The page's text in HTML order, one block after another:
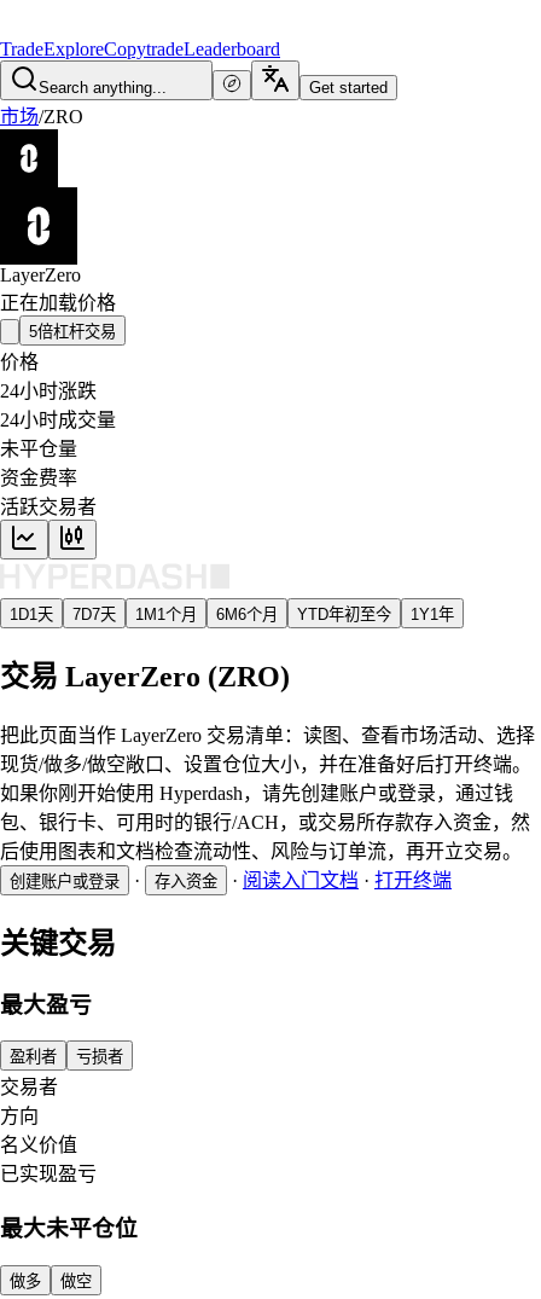
TradeExploreCopytradeLeaderboard
Search anything... Get started
市场/ZRO
LayerZero
正在加载价格
5倍杠杆交易
价格
24小时涨跌
24小时成交量
未平仓量
资金费率
活跃交易者
1D1天 7D7天 1M 1个月 6M6个月 YTD年初至今 1Y1年
交易 LayerZero (ZRO)
把此页面当作 LayerZero 交易清单：读图、查看市场活动、选择
现货/做多/做空敞口、设置仓位大小，并在准备好后打开终端。
如果你刚开始使用 Hyperdash，请先创建账户或登录，通过钱
包、银行卡、可用时的银行/ACH，或交易所存款存入资金，然
后使用图表和文档检查流动性、风险与订单流，再开立交易。
创建账户或登录 · 存入资金 · 阅读入门文档 · 打开终端
关键交易
最大盈亏
盈利者 亏损者
交易者
方向
名义价值
已实现盈亏
最大未平仓位
做多 做空